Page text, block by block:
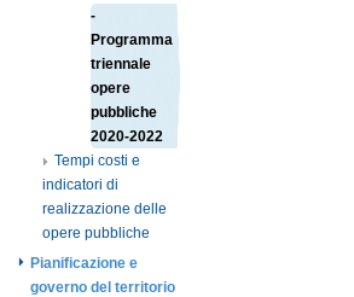
-
Programma
triennale
opere
pubbliche
2020-2022
Tempi costi e
indicatori di
realizzazione delle
opere pubbliche
Pianificazione e
governo del territorio